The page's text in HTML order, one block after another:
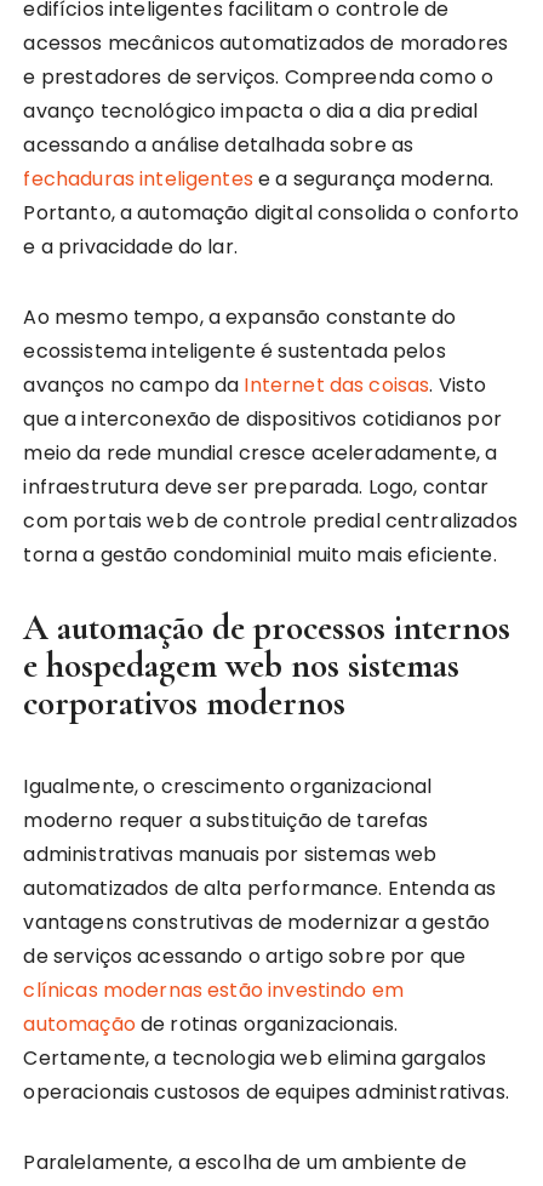
edifícios inteligentes facilitam o controle de
acessos mecânicos automatizados de moradores
e prestadores de serviços. Compreenda como o
avanço tecnológico impacta o dia a dia predial
acessando a análise detalhada sobre as
fechaduras inteligentes e a segurança moderna.
Portanto, a automação digital consolida o conforto
e a privacidade do lar.
Ao mesmo tempo, a expansão constante do
ecossistema inteligente é sustentada pelos
avanços no campo da Internet das coisas. Visto
que a interconexão de dispositivos cotidianos por
meio da rede mundial cresce aceleradamente, a
infraestrutura deve ser preparada. Logo, contar
com portais web de controle predial centralizados
torna a gestão condominial muito mais eficiente.
A automação de processos internos
e hospedagem web nos sistemas
corporativos modernos
Igualmente, o crescimento organizacional
moderno requer a substituição de tarefas
administrativas manuais por sistemas web
automatizados de alta performance. Entenda as
vantagens construtivas de modernizar a gestão
de serviços acessando o artigo sobre por que
clínicas modernas estão investindo em
automaçãode rotinas organizacionais.
Certamente, a tecnologia web elimina gargalos
operacionais custosos de equipes administrativas.
Paralelamente, a escolha de um ambiente de